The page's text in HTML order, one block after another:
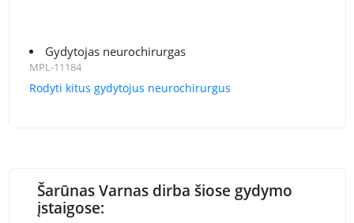
Gydytojas neurochirurgas
MPL-11184
Rodyti kitus gydytojus neurochirurgus
Šarūnas Varnas dirba šiose gydymo
įstaigose: